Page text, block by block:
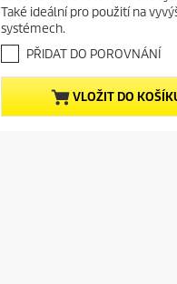
p
r
d
u
c
h
v
ě
i
č
e
Také ideální pro použití na
systémech.
PŘIDAT DO POROVNÁNÍ
VLOŽIT DO